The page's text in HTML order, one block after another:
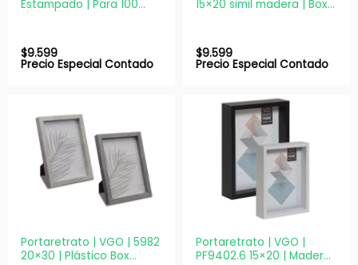
Estampado | Para 100
$9.599
Precio Especial Contado
15×20 simil madera | Box
$9.599
Precio Especial Contado
Portaretrato | VGO | 5982
20×30 | Plástico Box
Portaretrato | VGO |
PF9402.6 15×20 | Madera